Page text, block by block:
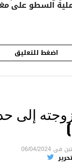
السطو على
اضغط للتعليق
إلى
فى 06/04/2024